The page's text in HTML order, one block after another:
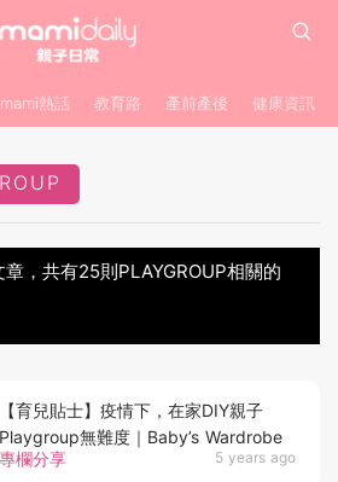
mami熱話 教育路 產前產後 健康資訊
章，共有25則PLAYGROUP相關的
專欄分享 5 years ago
【育兒貼士】疫情下，在家DIY親子
Playgroup無難度｜Baby’s Wardrobe